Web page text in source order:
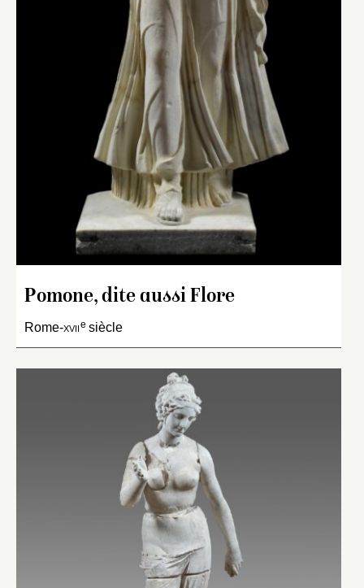
Pomone, dite aussi Flore
Rome-xviie siècle